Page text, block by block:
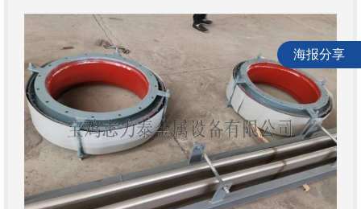
海报分享